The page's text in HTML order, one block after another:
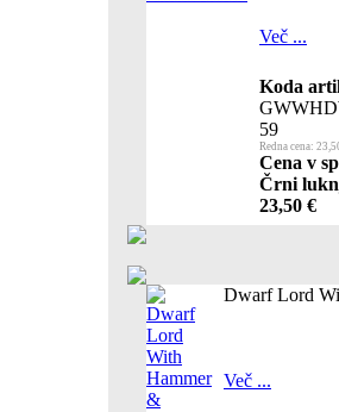
Več ...
Koda
59
Redna cena:
Cena v
Črni
23,50 €
Dwarf Lord
Več ...